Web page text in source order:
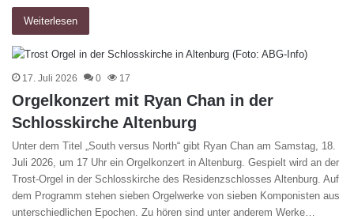
Weiterlesen
17. Juli 2026 0 17
Orgelkonzert mit Ryan Chan in der
Schlosskirche Altenburg
Unter dem Titel „South versus North“ gibt Ryan Chan am Samstag, 18.
Juli 2026, um 17 Uhr ein Orgelkonzert in Altenburg. Gespielt wird an der
Trost-Orgel in der Schlosskirche des Residenzschlosses Altenburg. Auf
dem Programm stehen sieben Orgelwerke von sieben Komponisten aus
unterschiedlichen Epochen. Zu hören sind unter anderem Werke…